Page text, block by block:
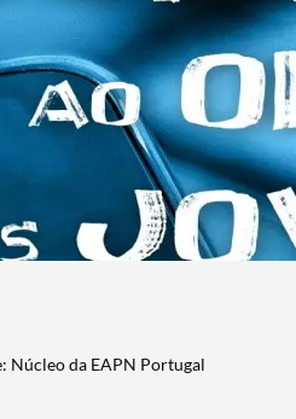
Núcleo da EAPN Portugal